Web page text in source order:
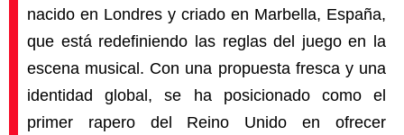
nacido en Londres y criado en Marbella, España,
que está redefiniendo las reglas del juego en la
escena musical. Con una propuesta fresca y una
identidad global, se ha posicionado como el
primer rapero del Reino Unido en ofrecer